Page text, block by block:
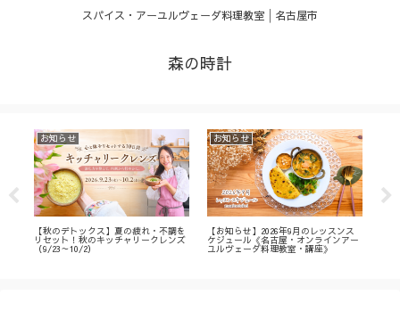
スパイス・アーユルヴェーダ料理教室│名古屋市
森の時計
お知らせ
【秋のデトックス】夏の疲れ・不調を
リセット！秋のキッチャリークレンズ
（9/23～10/2）
お知らせ
【お知らせ】2026年9月のレッスンス
ケジュール《名古屋・オンラインアー
ユルヴェーダ料理教室・講座》